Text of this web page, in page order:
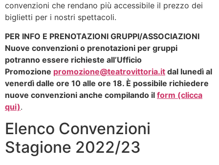
convenzioni che rendano più accessibile il prezzo dei
biglietti per i nostri spettacoli.
PER INFO E PRENOTAZIONI GRUPPI/ASSOCIAZIONI
Nuove convenzioni o prenotazioni per gruppi
potranno essere richieste all’Ufficio
Promozione promozione@teatrovittoria.it dal lunedì al
venerdì dalle ore 10 alle ore 18. È possibile richiedere
nuove convenzioni anche compilando il form (clicca
qui).
Elenco Convenzioni
Stagione 2022/23